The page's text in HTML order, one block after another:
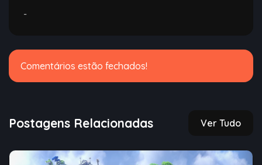
-
Comentários estão fechados!
Postagens Relacionadas Ver Tudo